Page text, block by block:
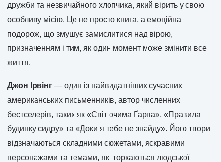
дружби та незвичайного хлопчика, який вірить у свою
особливу місію. Це не просто книга, а емоційна
подорож, що змушує замислитися над вірою,
призначенням і тим, як один момент може змінити все
життя.
Джон Ірвінг — один із найвидатніших сучасних
американських письменників, автор численних
бестселерів, таких як «Світ очима Ґарпа», «Правила
будинку сидру» та «Доки я тебе не знайду». Його твори
відзначаються складними сюжетами, яскравими
персонажами та темами, які торкаються людської